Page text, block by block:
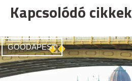
Kapcsolódó cikkek
GOODAPEST